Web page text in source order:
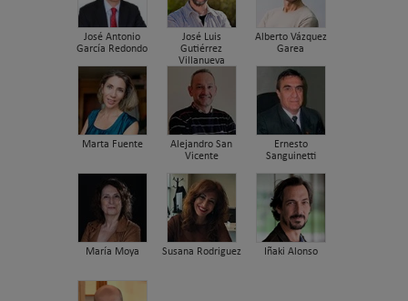
José Antonio
García Redondo
José Luis
Gutiérrez
Villanueva
Alberto Vázquez
Garea
Marta Fuente
Alejandro San
Vicente
Ernesto
Sanguinetti
María Moya Susana Rodriguez Iñaki Alonso